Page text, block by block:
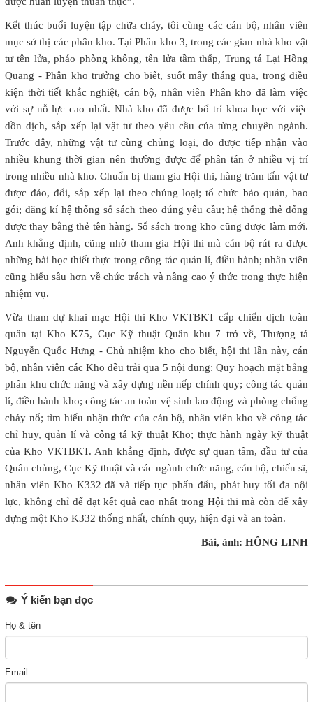
Kết thúc buổi luyện tập chữa cháy, tôi cùng các cán bộ, nhân viên
mục sở thị các phân kho. Tại Phân kho 3, trong các gian nhà kho vật
tư tên lửa, pháo phòng không, tên lửa tầm thấp, Trung tá Lại Hồng
Quang - Phân kho trưởng cho biết, suốt mấy tháng qua, trong điều
kiện thời tiết khắc nghiệt, cán bộ, nhân viên Phân kho đã làm việc
với sự nỗ lực cao nhất. Nhà kho đã được bố trí khoa học với việc
dồn dịch, sắp xếp lại vật tư theo yêu cầu của từng chuyên ngành.
Trước đây, những vật tư cùng chủng loại, do được tiếp nhận vào
nhiều khung thời gian nên thường được để phân tán ở nhiều vị trí
trong nhiều nhà kho. Chuẩn bị tham gia Hội thi, hàng trăm tấn vật tư
được đảo, đổi, sắp xếp lại theo chủng loại; tổ chức bảo quản, bao
gói; đăng kí hệ thống sổ sách theo đúng yêu cầu; hệ thống thẻ đống
được thay bằng thẻ tên hàng. Sổ sách trong kho cũng được làm mới.
Anh khẳng định, cũng nhờ tham gia Hội thi mà cán bộ rút ra được
những bài học thiết thực trong công tác quản lí, điều hành; nhân viên
cũng hiểu sâu hơn về chức trách và nâng cao ý thức trong thực hiện
nhiệm vụ.
Vừa tham dự khai mạc Hội thi Kho VKTBKT cấp chiến dịch toàn
quân tại Kho K75, Cục Kỹ thuật Quân khu 7 trở về, Thượng tá
Nguyễn Quốc Hưng - Chủ nhiệm kho cho biết, hội thi lần này, cán
bộ, nhân viên các Kho đều trải qua 5 nội dung: Quy hoạch mặt bằng
phân khu chức năng và xây dựng nền nếp chính quy; công tác quản
lí, điều hành kho; công tác an toàn vệ sinh lao động và phòng chống
cháy nổ; tìm hiểu nhận thức của cán bộ, nhân viên kho về công tác
chỉ huy, quản lí và công tá kỹ thuật Kho; thực hành ngày kỹ thuật
của Kho VKTBKT. Anh khẳng định, được sự quan tâm, đầu tư của
Quân chủng, Cục Kỹ thuật và các ngành chức năng, cán bộ, chiến sĩ,
nhân viên Kho K332 đã và tiếp tục phấn đấu, phát huy tối đa nội
lực, không chỉ để đạt kết quả cao nhất trong Hội thi mà còn để xây
dựng một Kho K332 thống nhất, chính quy, hiện đại và an toàn.
Bài, ảnh: HỒNG LINH
Ý kiến bạn đọc
Họ & tên
Email